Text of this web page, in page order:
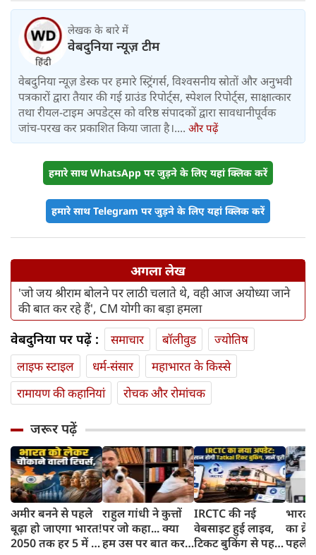
लेखक के बारे में
वेबदुनिया न्यूज़ टीम
वेबदुनिया न्यूज़ डेस्क पर हमारे स्ट्रिंगर्स, विश्वसनीय स्रोतों और अनुभवी
पत्रकारों द्वारा तैयार की गई ग्राउंड रिपोर्ट्स, स्पेशल रिपोर्ट्स, साक्षात्कार
तथा रीयल-टाइम अपडेट्स को वरिष्ठ संपादकों द्वारा सावधानीपूर्वक
जांच-परख कर प्रकाशित किया जाता है।.... और पढ़ें
हमारे साथ WhatsApp पर जुड़ने के लिए यहां क्लिक करें
हमारे साथ Telegram पर जुड़ने के लिए यहां क्लिक करें
अगला लेख
'जो जय श्रीराम बोलने पर लाठी चलाते थे, वही आज अयोध्या जाने
की बात कर रहे हैं', CM योगी का बड़ा हमला
वेबदुनिया पर पढ़ें : समाचार बॉलीवुड
ज्योतिष
लाइफ स्‍टाइल
धर्म-संसार
महाभारत के किस्से
रामायण की कहानियां
रोचक और रोमांचक
जरूर पढ़ें
अमीर बनने से पहले
बूढ़ा हो जाएगा भारत!
2050 तक हर 5 में 1
राहुल गांधी ने कुत्तों
पर जो कहा... क्या
हम उस पर बात कर
IRCTC की नई
वेबसाइट हुई लाइव,
टिकट बुकिंग से पहले
भारत
का
पहले